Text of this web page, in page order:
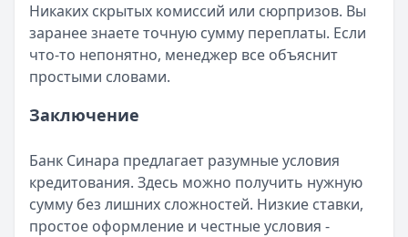
Никаких скрытых комиссий или сюрпризов. Вы
заранее знаете точную сумму переплаты. Если
что-то непонятно, менеджер все объяснит
простыми словами.
Заключение
Банк Синара предлагает разумные условия
кредитования. Здесь можно получить нужную
сумму без лишних сложностей. Низкие ставки,
простое оформление и честные условия -